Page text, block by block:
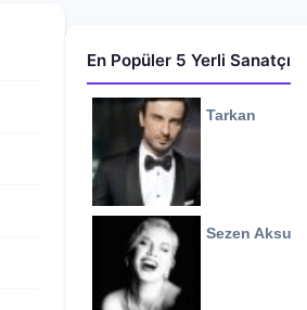
En Popüler 5 Yerli Sanatçı
Tarkan
Sezen Aksu